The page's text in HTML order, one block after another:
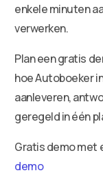
enkele minuten
verwerken.
Plan een gratis
hoe Autoboeker
aanleveren,
geregeld in één
Gratis demo met
demo